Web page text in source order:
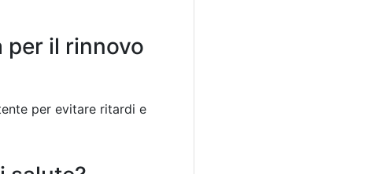
per il rinnovo
per evitare ritardi e